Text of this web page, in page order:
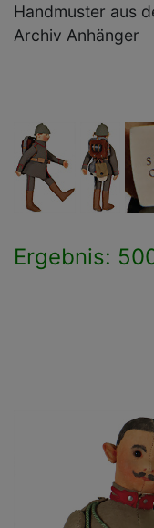
Handmuster aus
Archiv Anhänger
Ergebnis: